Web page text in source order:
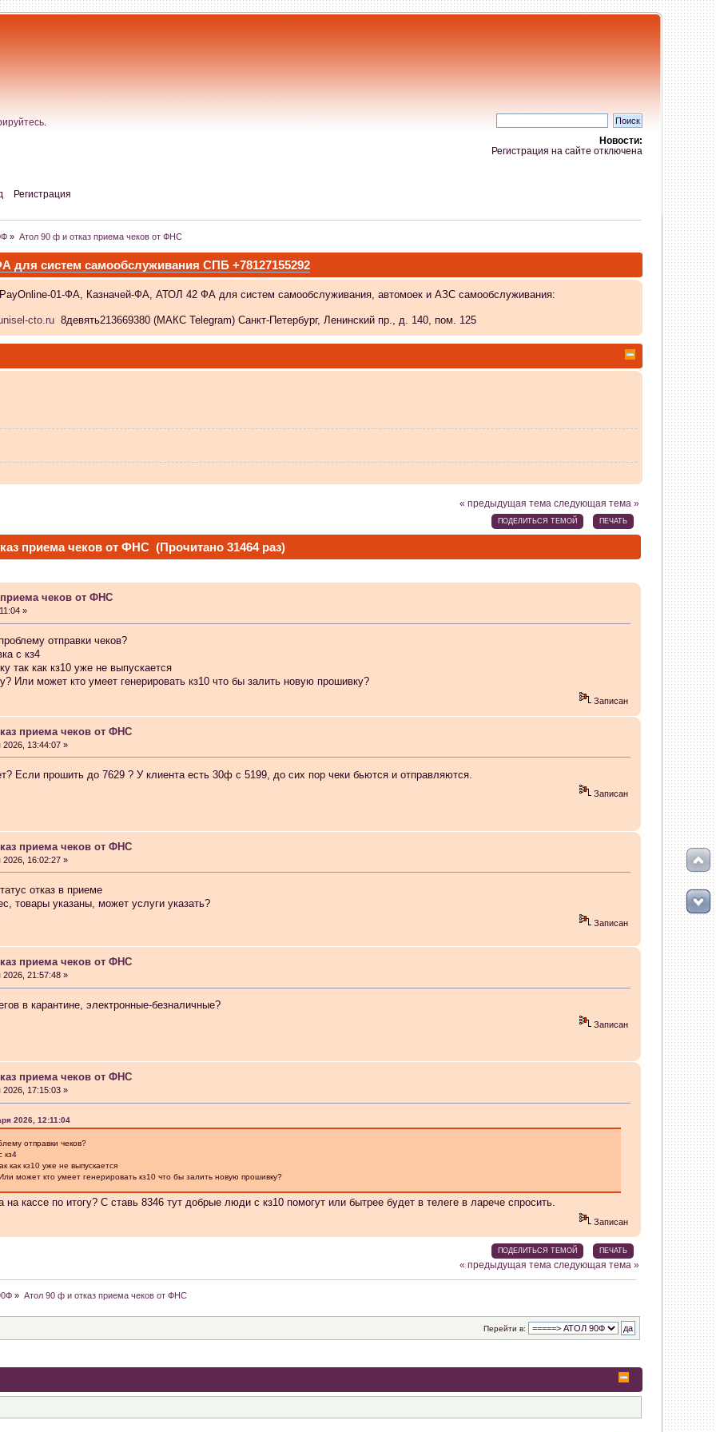
Новости:
Регистрация на сайте отключена
Регистрация
» Атол 90 ф и отказ приема чеков от ФНС
систем самообслуживания СПБ +78127155292
01-ФА, Казначей-ФА, АТОЛ 42 ФА для систем самообслуживания, автомоек и АЗС самообслуживания:
cto.ru8девять213669380 (МАКС Telegram) Санкт-Петербург, Ленинский пр., д. 140, пом. 125
Атол-11ф, не применяя драйвер? Просто драйвер не видит ККТ.
1-1245, 3-2893, год выпуска 01.2017, требуется прошить до 7926, чтобы потм мигрировать на 5-ю платформу. Атол 11 видится в системе как диск
www.ss-20.ru/index.php?action=downloads;sa=downfile&id=2455
на донорскую (зав.номер уже записан был). Раньше на сайте Штриха можно было. Как сейчас происходит замена???
партнеры Атола?нужно восстановить УИН кассы Атол 30
microsd накрылась? Если новую, то максимально на сколько Gb можно установить? Изначально установлена на 8Gb.
замены платы ФР необязательно начиная с прошивки версии 4701. Вопрос закрыт.
7.2 зав.№ 00307400968840. Заранее благодарю.
rn77/related_activities/registries/reestrkkt/
« предыдущая тема следующая тема »
ПОДЕЛИТЬСЯ ТЕМОЙ ПЕЧАТЬ
приема чеков от ФНС (Прочитано 31464 раз)
чеков от ФНС
»
отправки чеков?
с кз4
так как кз10 уже не выпускается
Или может кто умеет генерировать кз10 что бы залить новую прошивку?
Записан
приема чеков от ФНС
2026, 13:44:07 »
Если прошить до 7629 ? У клиента есть 30ф с 5199, до сих пор чеки бьются и отправляются.
Записан
приема чеков от ФНС
2026, 16:02:27 »
отказ в приеме
товары указаны, может услуги указать?
Записан
приема чеков от ФНС
2026, 21:57:48 »
в карантине, электронные-безналичные?
Записан
приема чеков от ФНС
2026, 17:15:03 »
2026, 12:11:04
отправки чеков?
кз4
как кз10 уже не выпускается
может кто умеет генерировать кз10 что бы залить новую прошивку?
на кассе по итогу? С ставь 8346 тут добрые люди с кз10 помогут или бытрее будет в телеге в ларече спросить.
Записан
ПОДЕЛИТЬСЯ ТЕМОЙ ПЕЧАТЬ
« предыдущая тема следующая тема »
» Атол 90 ф и отказ приема чеков от ФНС
Перейти в: